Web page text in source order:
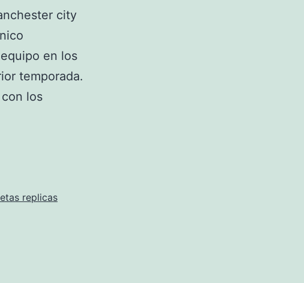
city
en los
temporada.
los
replicas